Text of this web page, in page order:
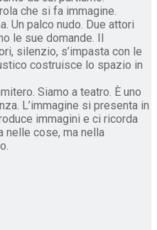
che si fa immagine.
Un palco nudo. Due attori
le sue domande. Il
silenzio, s’impasta con le
costruisce lo spazio in
Siamo a teatro. È uno
L’immagine si presenta in
immagini e ci ricorda
nelle cose, ma nella